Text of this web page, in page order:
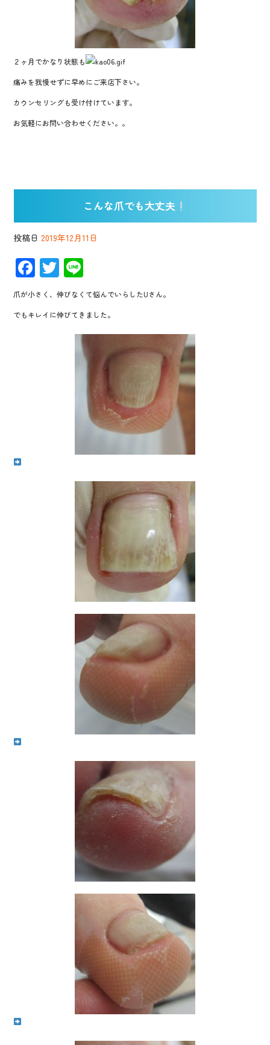
２ヶ月でかなり状態も
痛みを我慢せずに早めにご来店下さい。
カウンセリングも受け付けています。
お気軽にお問い合わせください。。
こんな爪でも大丈夫
投稿日 2019年12月11日
F
ac
e
b
T
wi
tt
er
n
e
爪が小さく、伸びなくて悩んでいらしたUさん。
でもキレイに伸びてきました。